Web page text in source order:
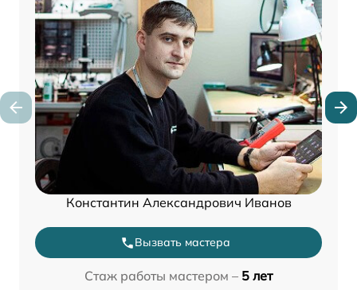
Константин Александрович Иванов
Вызвать мастера
Стаж работы мастером – 5 лет